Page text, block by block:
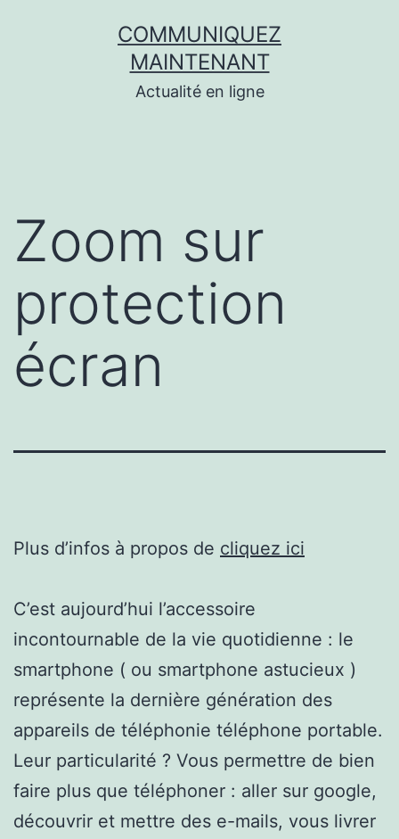
COMMUNIQUEZ
MAINTENANT
Actualité en ligne
Zoom sur
protection
écran
Plus d’infos à propos de cliquez ici
C’est aujourd’hui l’accessoire
incontournable de la vie quotidienne : le
smartphone ( ou smartphone astucieux )
représente la dernière génération des
appareils de téléphonie téléphone portable.
Leur particularité ? Vous permettre de bien
faire plus que téléphoner : aller sur google,
découvrir et mettre des e-mails, vous livrer